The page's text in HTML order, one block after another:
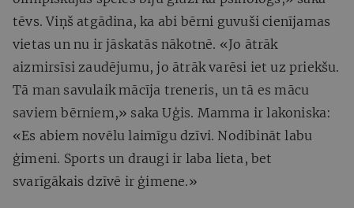
tēvs. Viņš atgādina, ka abi bērni guvuši cienījamas
vietas un nu ir jāskatās nākotnē. «Jo ātrāk
aizmirsīsi zaudējumu, jo ātrāk varēsi iet uz priekšu.
Tā man savulaik mācīja treneris, un tā es mācu
saviem bērniem,» saka Uģis. Mamma ir lakoniska:
«Es abiem novēlu laimīgu dzīvi. Nodibināt labu
ģimeni. Sports un draugi ir laba lieta, bet
svarīgākais dzīvē ir ģimene.»